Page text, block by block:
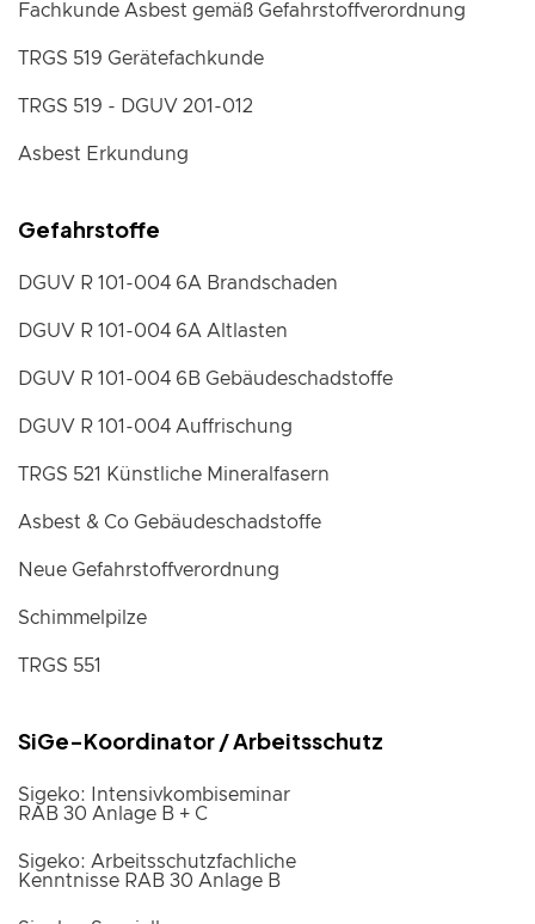
Fachkunde Asbest gemäß Gefahrstoffverordnung
TRGS 519 Gerätefachkunde
TRGS 519 - DGUV 201-012
Asbest Erkundung
Gefahrstoffe
DGUV R 101-004 6A Brandschaden
DGUV R 101-004 6A Altlasten
DGUV R 101-004 6B Gebäudeschadstoffe
DGUV R 101-004 Auffrischung
TRGS 521 Künstliche Mineralfasern
Asbest & Co Gebäudeschadstoffe
Neue Gefahrstoffverordnung
Schimmelpilze
TRGS 551
SiGe-Koordinator / Arbeitsschutz
Sigeko: Intensivkombiseminar
RAB 30 Anlage B + C
Sigeko: Arbeitsschutzfachliche
Kenntnisse RAB 30 Anlage B